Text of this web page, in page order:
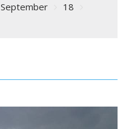
September
18